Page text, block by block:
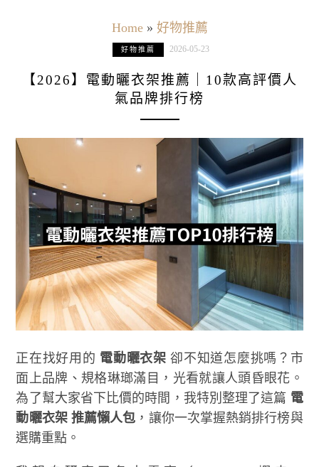
Home» 好物推薦
好物推薦 2026-05-23
【2026】電動曬衣架推薦｜10款高評價人
氣品牌排行榜
正在找好用的 電動曬衣架 卻不知道怎麼挑嗎？市
面上品牌、規格琳瑯滿目，光看就讓人頭昏眼花。
為了幫大家省下比價的時間，我特別整理了這篇 電
動曬衣架 推薦懶人包 ，讓你一次掌握熱銷排行榜與
選購重點。